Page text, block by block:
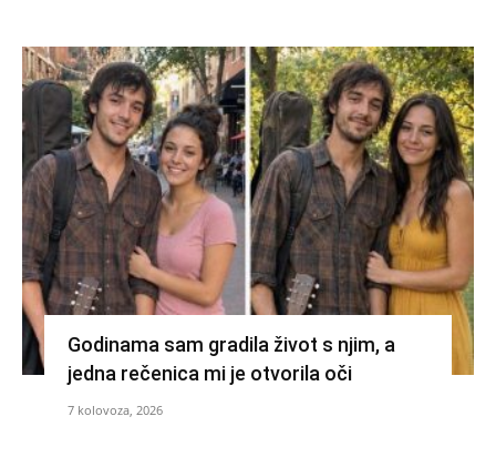
Godinama sam gradila život s njim, a
jedna rečenica mi je otvorila oči
7 kolovoza, 2026